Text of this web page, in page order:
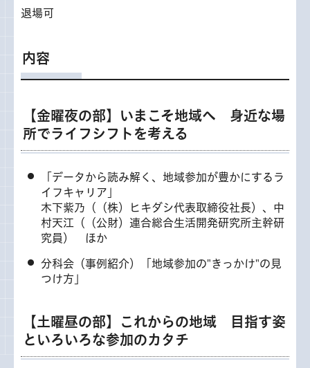
退場可
内容
【金曜夜の部】いまこそ地域へ 身近な場
所でライフシフトを考える
「データから読み解く、地域参加が豊かにするラ
イフキャリア」
木下紫乃（（株）ヒキダシ代表取締役社長）、中
村天江（（公財）連合総合生活開発研究所主幹研
究員） ほか
分科会（事例紹介）「地域参加の"きっかけ"の見
つけ方」
【土曜昼の部】これからの地域 目指す姿
といろいろな参加のカタチ